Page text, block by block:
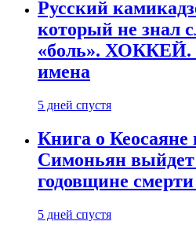
Русский
который не знал
«боль». ХОККЕЙ.
имена
5 дней спустя
Книга о Кеосаяне
Симоньян выйдет
годовщине
5 дней спустя